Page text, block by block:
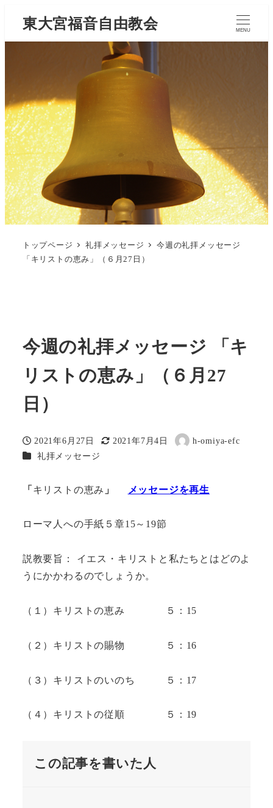
東大宮福音自由教会 MENU
トップページ 礼拝メッセージ
今週の礼拝メッセージ
「キリストの恵み」（６月27日）
今週の礼拝メッセージ 「キ
リストの恵み」（６月27
日）
投稿日
2021年6月27日
更新日
2021年7月4日
著
h-omiya-efc
カテゴリー
礼拝メッセージ
「 キリストの恵み 」 メッセージを再生
ローマ人への手紙５章15～19節
説教要旨： イエス・キリストと私たちとはどのよ
うにかかわるのでしょうか。
（１）キリストの恵み ５：15
（２）キリストの賜物 ５：16
（３）キリストのいのち ５：17
（４）キリストの従順 ５：19
この記事を書いた人